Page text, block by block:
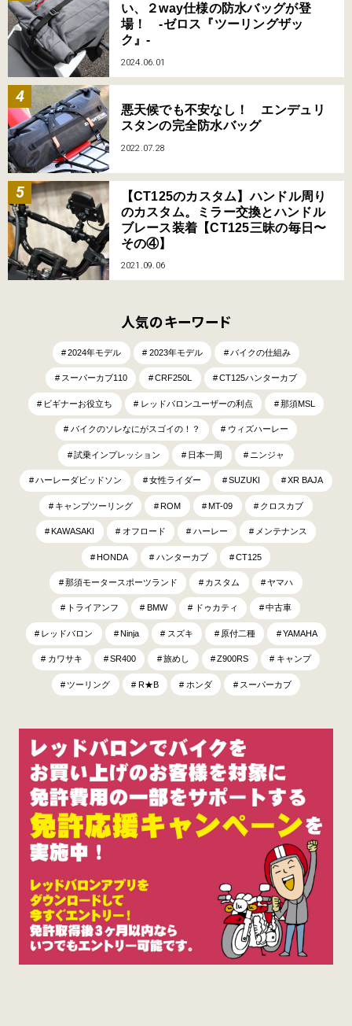
い、２way仕様の防水バッグが登
場！ -ゼロス『ツーリングザッ
ク』-
2024.06.01
悪天候でも不安なし！ エンデュリ
スタンの完全防水バッグ
2022.07.28
【CT125のカスタム】ハンドル周り
のカスタム。ミラー交換とハンドル
ブレース装着【CT125三昧の毎日〜
その④】
2021.09.06
人気のキーワード
2024年モデル 2023年モデル バイクの仕組み
スーパーカブ110 CRF250L CT125ハンターカブ
ビギナーお役立ち レッドバロンユーザーの利点 那須MSL
バイクのソレなにがスゴイの！？ ウィズハーレー
試乗インプレッション 日本一周 ニンジャ
ハーレーダビッドソン 女性ライダー SUZUKI XR BAJA
キャンプツーリング ROM MT-09 クロスカブ
KAWASAKI オフロード ハーレー メンテナンス
HONDA ハンターカブ CT125
那須モータースポーツランド カスタム ヤマハ
トライアンフ BMW ドゥカティ 中古車
レッドバロン Ninja スズキ 原付二種 YAMAHA
カワサキ SR400 旅めし Z900RS キャンプ
ツーリング R★B ホンダ スーパーカブ